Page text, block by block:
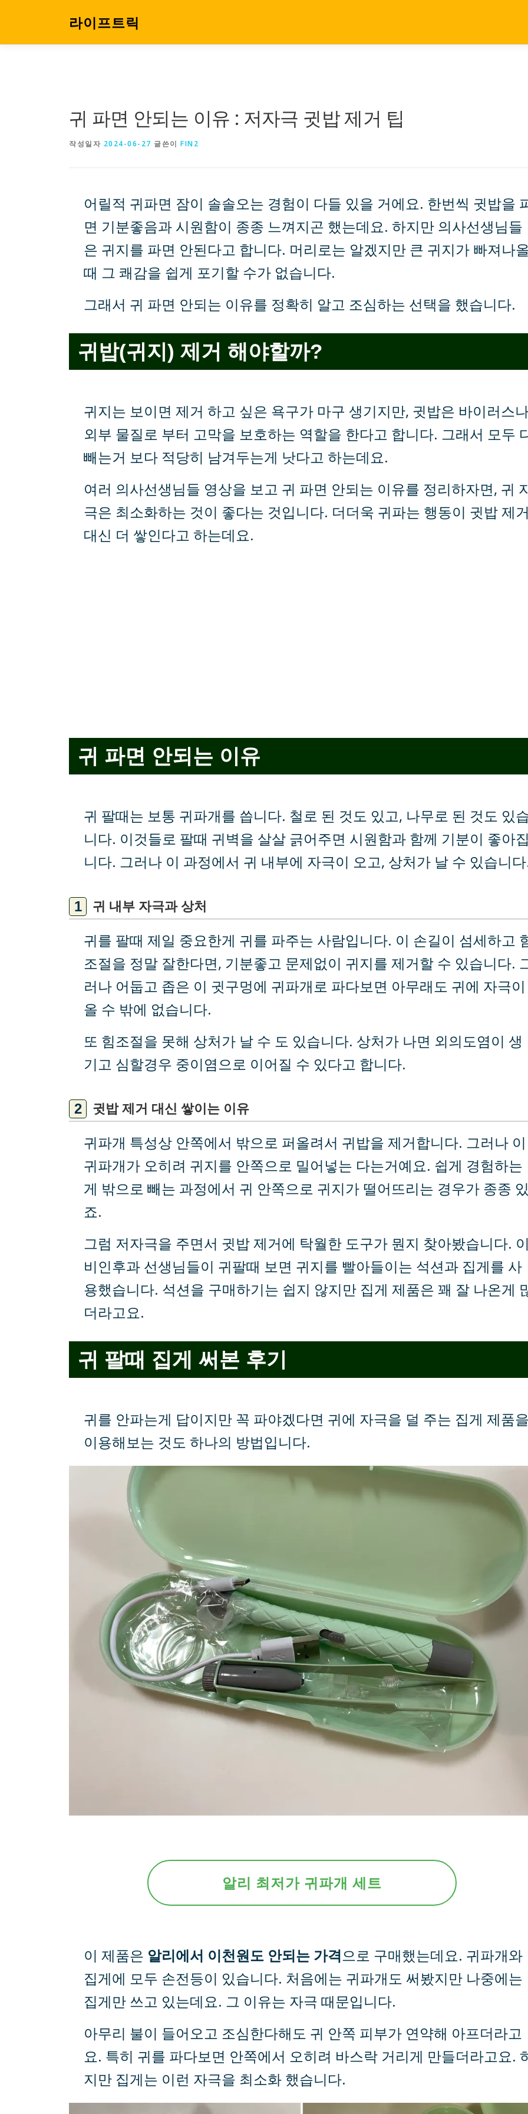
로
라이프트릭
귀 파면 안되는 이유 : 저자극 귓밥 제거 팁
작성일자 2024-06-27 글쓴이 FIN2
어릴적 귀파면 잠이 솔솔오는 경험이 다들 있을 거에요. 한번씩 귓밥을
면 기분좋음과 시원함이 종종 느껴지곤 했는데요. 하지만 의사선생님들
은 귀지를 파면 안된다고 합니다. 머리로는 알겠지만 큰 귀지가 빠져나
때 그 쾌감을 쉽게 포기할 수가 없습니다.
그래서 귀 파면 안되는 이유를 정확히 알고 조심하는 선택을 했습니다.
귀밥(귀지) 제거 해야할까?
귀지는 보이면 제거 하고 싶은 욕구가 마구 생기지만, 귓밥은 바이러스
외부 물질로 부터 고막을 보호하는 역할을 한다고 합니다. 그래서 모두
빼는거 보다 적당히 남겨두는게 낫다고 하는데요.
여러 의사선생님들 영상을 보고 귀 파면 안되는 이유를 정리하자면, 귀
극은 최소화하는 것이 좋다는 것입니다. 더더욱 귀파는 행동이 귓밥 제
대신 더 쌓인다고 하는데요.
귀 파면 안되는 이유
귀 팔때는 보통 귀파개를 씁니다. 철로 된 것도 있고, 나무로 된 것도 있
니다. 이것들로 팔때 귀벽을 살살 긁어주면 시원함과 함께 기분이 좋아
니다. 그러나 이 과정에서 귀 내부에 자극이 오고, 상처가 날 수 있습니
귀 내부 자극과 상처
귀를 팔때 제일 중요한게 귀를 파주는 사람입니다. 이 손길이 섬세하고
조절을 정말 잘한다면, 기분좋고 문제없이 귀지를 제거할 수 있습니다.
러나 어둡고 좁은 이 귓구멍에 귀파개로 파다보면 아무래도 귀에 자극이
올 수 밖에 없습니다.
또 힘조절을 못해 상처가 날 수 도 있습니다. 상처가 나면 외의도염이 생
기고 심할경우 중이염으로 이어질 수 있다고 합니다.
귓밥 제거 대신 쌓이는 이유
귀파개 특성상 안쪽에서 밖으로 퍼올려서 귀밥을 제거합니다. 그러나 이
귀파개가 오히려 귀지를 안쪽으로 밀어넣는 다는거예요. 쉽게 경험하는
게 밖으로 빼는 과정에서 귀 안쪽으로 귀지가 떨어뜨리는 경우가 종종
죠.
그럼 저자극을 주면서 귓밥 제거에 탁월한 도구가 뭔지 찾아봤습니다.
비인후과 선생님들이 귀팔때 보면 귀지를 빨아들이는 석션과 집게를 사
용했습니다. 석션을 구매하기는 쉽지 않지만 집게 제품은 꽤 잘 나온게
더라고요.
귀 팔때 집게 써본 후기
귀를 안파는게 답이지만 꼭 파야겠다면 귀에 자극을 덜 주는 집게 제품
이용해보는 것도 하나의 방법입니다.
알리 최저가 귀파개 세트
이 제품은 알리에서 이천원도 안되는 가격으로 구매했는데요. 귀파개와
집게에 모두 손전등이 있습니다. 처음에는 귀파개도 써봤지만 나중에는
집게만 쓰고 있는데요. 그 이유는 자극 때문입니다.
아무리 불이 들어오고 조심한다해도 귀 안쪽 피부가 연약해 아프더라고
요. 특히 귀를 파다보면 안쪽에서 오히려 바스락 거리게 만들더라고요.
지만 집게는 이런 자극을 최소화 했습니다.